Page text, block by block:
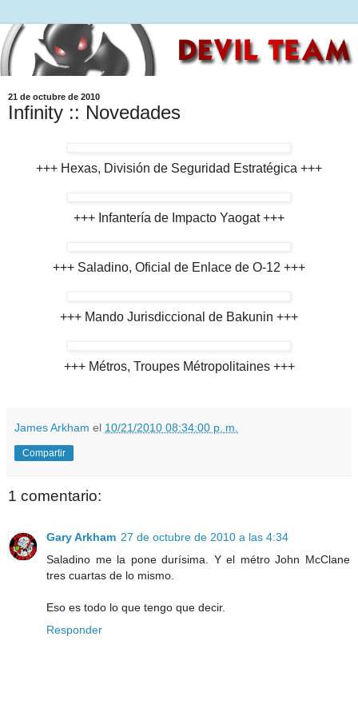
21 de octubre de 2010
Infinity :: Novedades
+++ Hexas, División de Seguridad Estratégica +++
+++ Infantería de Impacto Yaogat +++
+++ Saladino, Oficial de Enlace de O-12 +++
+++ Mando Jurisdiccional de Bakunin +++
+++ Métros, Troupes Métropolitaines +++
James Arkham el 10/21/2010 08:34:00 p. m.
Compartir
1 comentario:
Gary Arkham 27 de octubre de 2010 a las 4:34
Saladino me la pone durísima. Y el métro John McClane
tres cuartas de lo mismo.
Eso es todo lo que tengo que decir.
Responder